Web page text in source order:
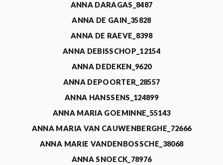
ANNA DARAGAS_8487
ANNA DE GAIN_35828
ANNA DE RAEVE_8398
ANNA DEBISSCHOP_12154
ANNA DEDEKEN_9620
ANNA DEPOORTER_28557
ANNA HANSSENS_124899
ANNA MARIA GOEMINNE_55143
ANNA MARIA VAN CAUWENBERGHE_72666
ANNA MARIE VANDENBOSSCHE_38068
ANNA SNOECK_78976